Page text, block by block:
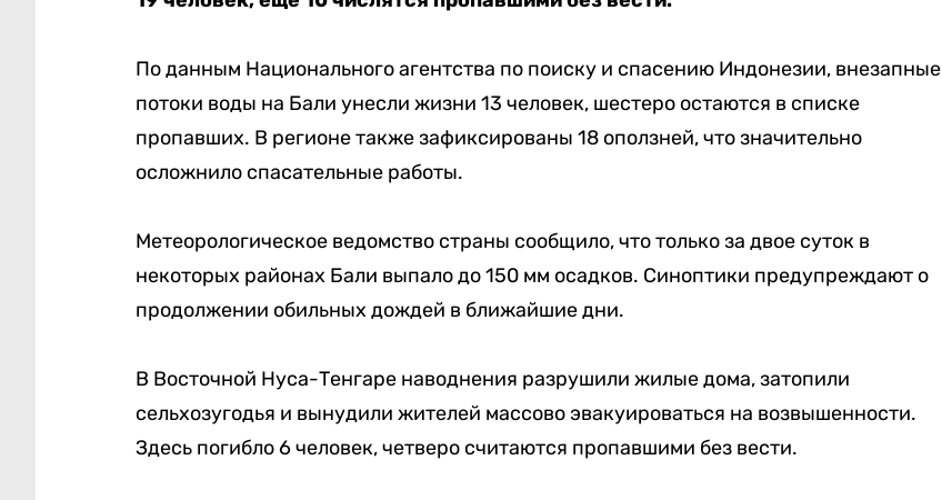
По данным Национального агентства по поиску и спасению Индонезии, внезапные
потоки воды на Бали унесли жизни 13 человек, шестеро остаются в списке
пропавших. В регионе также зафиксированы 18 оползней, что значительно
осложнило спасательные работы.
Метеорологическое ведомство страны сообщило, что только за двое суток в
некоторых районах Бали выпало до 150 мм осадков. Синоптики предупреждают о
продолжении обильных дождей в ближайшие дни.
В Восточной Нуса-Тенгаре наводнения разрушили жилые дома, затопили
сельхозугодья и вынудили жителей массово эвакуироваться на возвышенности.
Здесь погибло 6 человек, четверо считаются пропавшими без вести.